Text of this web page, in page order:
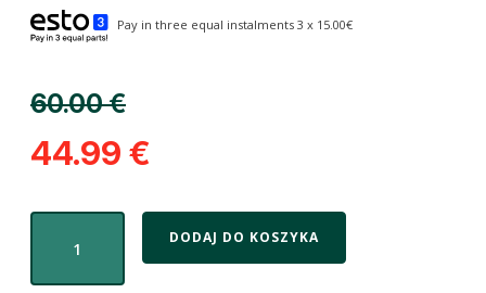
Pay in three equal instalments 3 x 15.00€
60.00€
44.99 €
DODAJ DO KOSZYKA